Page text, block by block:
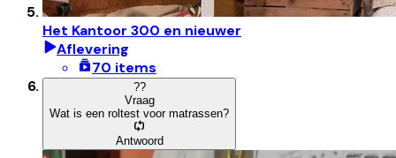
Het Kantoor 300 en nieuwer
Aflevering
70 items
??
Vraag
Wat is een roltest voor matrassen?
Antwoord